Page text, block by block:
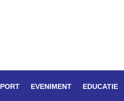
EVENIMENT EDUCATIE